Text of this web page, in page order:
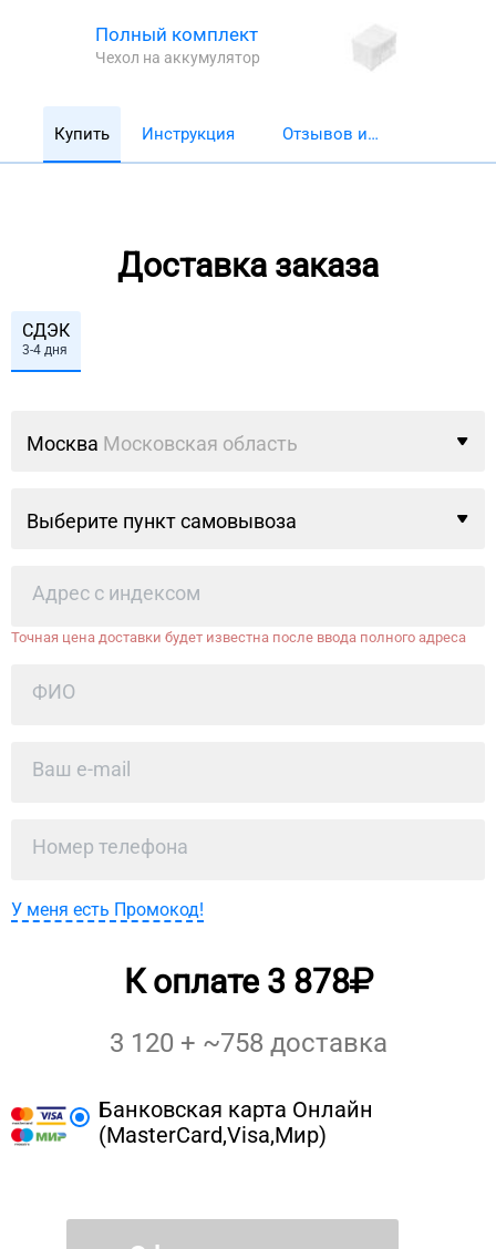
Полный комплект
Чехол на аккумулятор
Купить Инструкция
Отзывов и
Доставка заказа
СДЭК
3-4 дня
Москва Московская область
Выберите пункт самовывоза
Точная цена доставки будет известна после ввода полного адреса
У меня есть Промокод!
К оплате 3 878
3 120 + ~758 доставка
Банковская карта Онлайн
(MasterCard,Visa,Мир)